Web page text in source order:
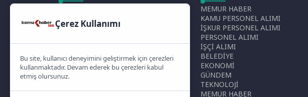
Çerez Politikası
Telif Hakları Politikası
MEMUR HABER
KAMU PERSONEL ALIMI
İŞKUR PERSONEL ALIMI
PERSONEL ALIMI
İŞÇİ ALIMI
BELEDİYE
EKONOMİ
GÜNDEM
TEKNOLOJİ
MEMUR HABER
Çerez Kullanımı
Bu site, kullanıcı deneyimini geliştirmek için çerezleri
kullanmaktadır. Devam ederek bu çerezleri kabul
etmiş olursunuz.